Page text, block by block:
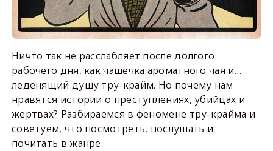
Ничто так не расслабляет после долгого
рабочего дня, как чашечка ароматного чая и…
леденящий душу тру-крайм. Но почему нам
нравятся истории о преступлениях, убийцах и
жертвах? Разбираемся в феномене тру-крайма и
советуем, что посмотреть, послушать и
почитать в жанре.